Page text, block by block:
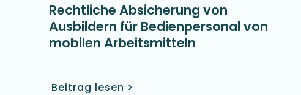
Rechtliche Absicherung von
Ausbildern für Bedienpersonal von
mobilen Arbeitsmitteln
Beitrag lesen >